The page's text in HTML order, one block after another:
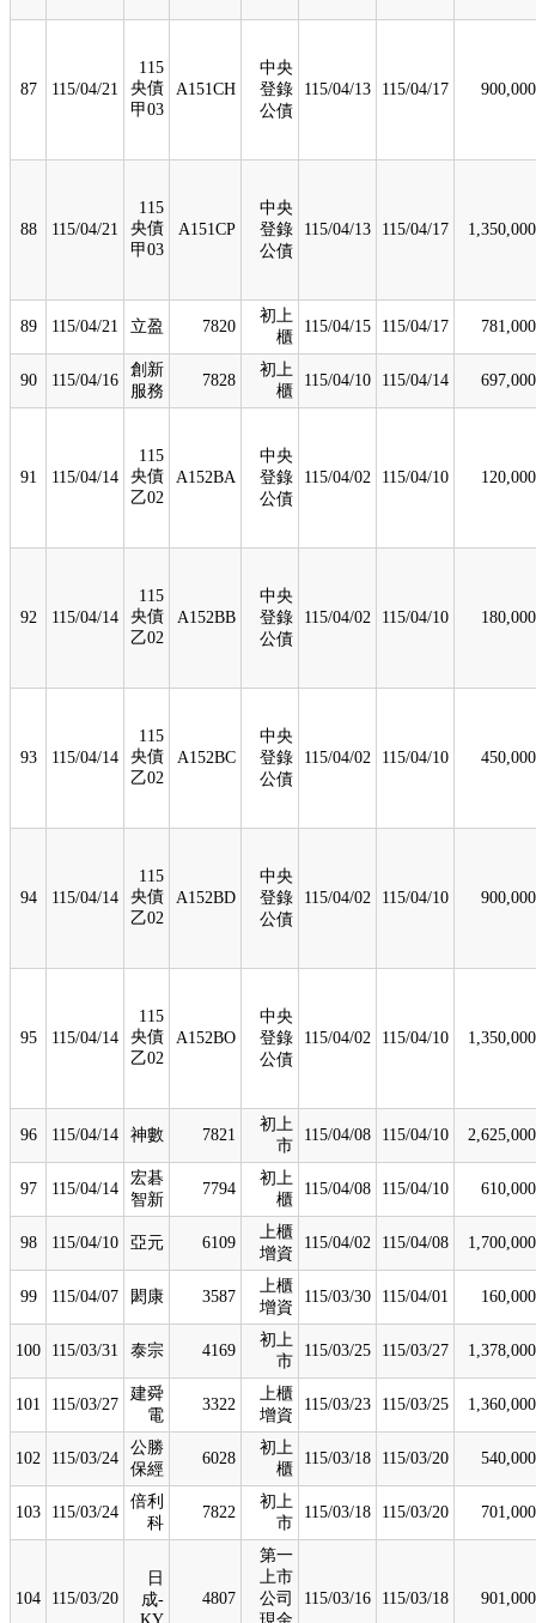
87 115/04/21
115
央債
甲03
A151CH
中央
登錄
公債
115/04/13 115/04/17 900,000
88 115/04/21
115
央債
甲03
A151CP
中央
登錄
公債
115/04/13 115/04/17 1,350,000
89 115/04/21 立盈 7820
初上
櫃
115/04/15 115/04/17 781,000
90 115/04/16
創新
服務
7828
初上
櫃
115/04/10 115/04/14 697,000
91 115/04/14
115
央債
乙02
A152BA
中央
登錄
公債
115/04/02 115/04/10 120,000
92 115/04/14
115
央債
乙02
A152BB
中央
登錄
公債
115/04/02 115/04/10 180,000
93 115/04/14
115
央債
乙02
A152BC
中央
登錄
公債
115/04/02 115/04/10 450,000
94 115/04/14
115
央債
乙02
A152BD
中央
登錄
公債
115/04/02 115/04/10 900,000
95 115/04/14
115
央債
乙02
A152BO
中央
登錄
公債
115/04/02 115/04/10 1,350,000
96 115/04/14 神數 7821
初上
市
115/04/08 115/04/10 2,625,000
97 115/04/14
宏碁
智新
7794
初上
櫃
115/04/08 115/04/10 610,000
98 115/04/10 亞元 6109
上櫃
增資
115/04/02 115/04/08 1,700,000
99 115/04/07 閎康 3587
上櫃
增資
115/03/30 115/04/01 160,000
100 115/03/31 泰宗 4169
初上
市
115/03/25 115/03/27 1,378,000
101 115/03/27
建舜
電
3322
上櫃
增資
115/03/23 115/03/25 1,360,000
102 115/03/24
公勝
保經
6028
初上
櫃
115/03/18 115/03/20 540,000
103 115/03/24
倍利
科
7822
初上
市
115/03/18 115/03/20 701,000
104 115/03/20
日
成-
4807
第一
上市
公司
115/03/16 115/03/18 901,000